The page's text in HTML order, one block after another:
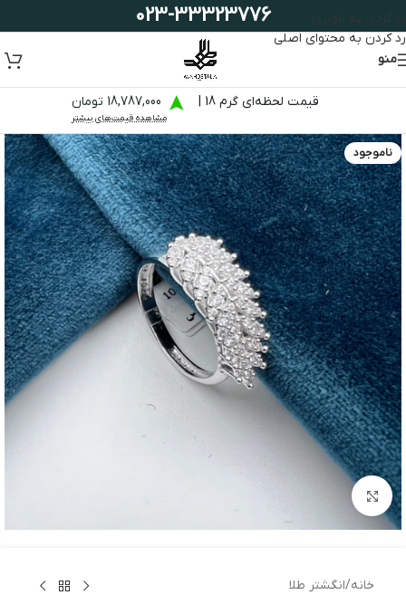
رد کردن به ناوبری
رد کردن به محتوای اصلی
023-33323776
منو
قیمت لحظه‌ای گرم 18 | 18,787,000 تومان
مشاهده قیمت‌های بیشتر
ناموجود
بزرگنمایی تصویر
خانه/انگشتر طلا